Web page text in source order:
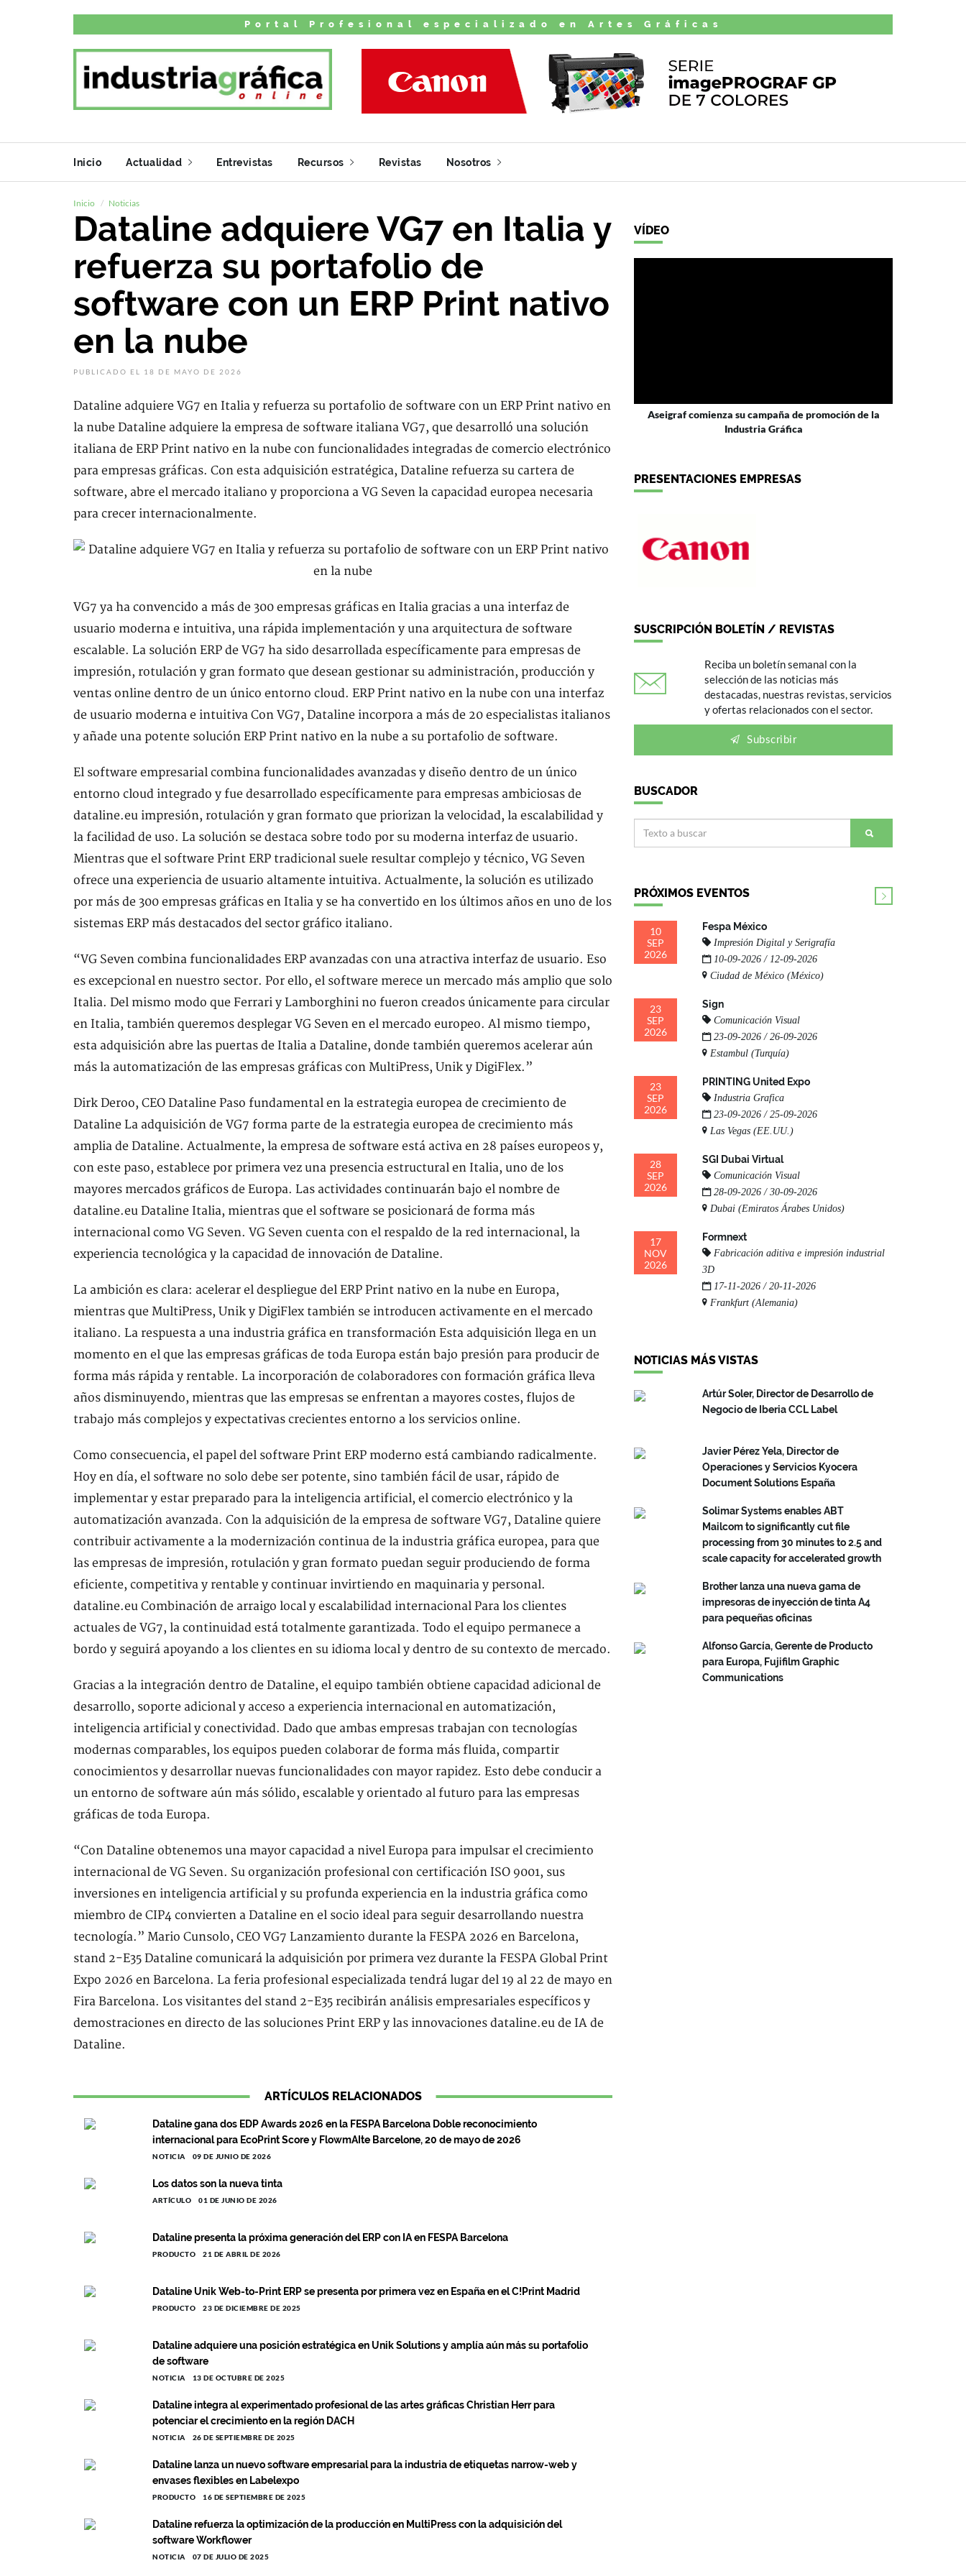
Portal Profesional especializado en Artes Gráficas
Inicio Actualidad Entrevistas Recursos Revistas Nosotros
Inicio Noticias
Dataline adquiere VG7 en Italia y
refuerza su portafolio de
software con un ERP Print nativo
en la nube
PUBLICADO EL 18 DE MAYO DE 2026
Dataline adquiere VG7 en Italia y refuerza su portafolio de software con un ERP Print nativo en
la nube Dataline adquiere la empresa de software italiana VG7, que desarrolló una solución
italiana de ERP Print nativo en la nube con funcionalidades integradas de comercio electrónico
para empresas gráficas. Con esta adquisición estratégica, Dataline refuerza su cartera de
software, abre el mercado italiano y proporciona a VG Seven la capacidad europea necesaria
para crecer internacionalmente.
VG7 ya ha convencido a más de 300 empresas gráficas en Italia gracias a una interfaz de
usuario moderna e intuitiva, una rápida implementación y una arquitectura de software
escalable. La solución ERP de VG7 ha sido desarrollada específicamente para empresas de
impresión, rotulación y gran formato que desean gestionar su administración, producción y
ventas online dentro de un único entorno cloud. ERP Print nativo en la nube con una interfaz
de usuario moderna e intuitiva Con VG7, Dataline incorpora a más de 20 especialistas italianos
y añade una potente solución ERP Print nativo en la nube a su portafolio de software.
El software empresarial combina funcionalidades avanzadas y diseño dentro de un único
entorno cloud integrado y fue desarrollado específicamente para empresas ambiciosas de
dataline.eu impresión, rotulación y gran formato que priorizan la velocidad, la escalabilidad y
la facilidad de uso. La solución se destaca sobre todo por su moderna interfaz de usuario.
Mientras que el software Print ERP tradicional suele resultar complejo y técnico, VG Seven
ofrece una experiencia de usuario altamente intuitiva. Actualmente, la solución es utilizado
por más de 300 empresas gráficas en Italia y se ha convertido en los últimos años en uno de los
sistemas ERP más destacados del sector gráfico italiano.
“VG Seven combina funcionalidades ERP avanzadas con una atractiva interfaz de usuario. Eso
es excepcional en nuestro sector. Por ello, el software merece un mercado más amplio que solo
Italia. Del mismo modo que Ferrari y Lamborghini no fueron creados únicamente para circular
en Italia, también queremos desplegar VG Seven en el mercado europeo. Al mismo tiempo,
esta adquisición abre las puertas de Italia a Dataline, donde también queremos acelerar aún
más la automatización de las empresas gráficas con MultiPress, Unik y DigiFlex.”
Dirk Deroo, CEO Dataline Paso fundamental en la estrategia europea de crecimiento de
Dataline La adquisición de VG7 forma parte de la estrategia europea de crecimiento más
amplia de Dataline. Actualmente, la empresa de software está activa en 28 países europeos y,
con este paso, establece por primera vez una presencia estructural en Italia, uno de los
mayores mercados gráficos de Europa. Las actividades continuarán bajo el nombre de
dataline.eu Dataline Italia, mientras que el software se posicionará de forma más
internacional como VG Seven. VG Seven cuenta con el respaldo de la red internacional, la
experiencia tecnológica y la capacidad de innovación de Dataline.
La ambición es clara: acelerar el despliegue del ERP Print nativo en la nube en Europa,
mientras que MultiPress, Unik y DigiFlex también se introducen activamente en el mercado
italiano. La respuesta a una industria gráfica en transformación Esta adquisición llega en un
momento en el que las empresas gráficas de toda Europa están bajo presión para producir de
forma más rápida y rentable. La incorporación de colaboradores con formación gráfica lleva
años disminuyendo, mientras que las empresas se enfrentan a mayores costes, flujos de
trabajo más complejos y expectativas crecientes entorno a los servicios online.
Como consecuencia, el papel del software Print ERP moderno está cambiando radicalmente.
Hoy en día, el software no solo debe ser potente, sino también fácil de usar, rápido de
implementar y estar preparado para la inteligencia artificial, el comercio electrónico y la
automatización avanzada. Con la adquisición de la empresa de software VG7, Dataline quiere
contribuir activamente a la modernización continua de la industria gráfica europea, para que
las empresas de impresión, rotulación y gran formato puedan seguir produciendo de forma
eficiente, competitiva y rentable y continuar invirtiendo en maquinaria y personal.
dataline.eu Combinación de arraigo local y escalabilidad internacional Para los clientes
actuales de VG7, la continuidad está totalmente garantizada. Todo el equipo permanece a
bordo y seguirá apoyando a los clientes en su idioma local y dentro de su contexto de mercado.
Gracias a la integración dentro de Dataline, el equipo también obtiene capacidad adicional de
desarrollo, soporte adicional y acceso a experiencia internacional en automatización,
inteligencia artificial y conectividad. Dado que ambas empresas trabajan con tecnologías
modernas comparables, los equipos pueden colaborar de forma más fluida, compartir
conocimientos y desarrollar nuevas funcionalidades con mayor rapidez. Esto debe conducir a
un entorno de software aún más sólido, escalable y orientado al futuro para las empresas
gráficas de toda Europa.
“Con Dataline obtenemos una mayor capacidad a nivel Europa para impulsar el crecimiento
internacional de VG Seven. Su organización profesional con certificación ISO 9001, sus
inversiones en inteligencia artificial y su profunda experiencia en la industria gráfica como
miembro de CIP4 convierten a Dataline en el socio ideal para seguir desarrollando nuestra
tecnología.” Mario Cunsolo, CEO VG7 Lanzamiento durante la FESPA 2026 en Barcelona,
stand 2-E35 Dataline comunicará la adquisición por primera vez durante la FESPA Global Print
Expo 2026 en Barcelona. La feria profesional especializada tendrá lugar del 19 al 22 de mayo en
Fira Barcelona. Los visitantes del stand 2-E35 recibirán análisis empresariales específicos y
demostraciones en directo de las soluciones Print ERP y las innovaciones dataline.eu de IA de
Dataline.
ARTÍCULOS RELACIONADOS
Dataline gana dos EDP Awards 2026 en la FESPA Barcelona Doble reconocimiento
internacional para EcoPrint Score y FlowmAIte Barcelone, 20 de mayo de 2026
NOTICIA 09 DE JUNIO DE 2026
Los datos son la nueva tinta
ARTÍCULO 01 DE JUNIO DE 2026
Dataline presenta la próxima generación del ERP con IA en FESPA Barcelona
PRODUCTO 21 DE ABRIL DE 2026
Dataline Unik Web-to-Print ERP se presenta por primera vez en España en el C!Print Madrid
PRODUCTO 23 DE DICIEMBRE DE 2025
Dataline adquiere una posición estratégica en Unik Solutions y amplía aún más su portafolio
de software
NOTICIA 13 DE OCTUBRE DE 2025
Dataline integra al experimentado profesional de las artes gráficas Christian Herr para
potenciar el crecimiento en la región DACH
NOTICIA 26 DE SEPTIEMBRE DE 2025
Dataline lanza un nuevo software empresarial para la industria de etiquetas narrow-web y
envases flexibles en Labelexpo
PRODUCTO 16 DE SEPTIEMBRE DE 2025
Dataline refuerza la optimización de la producción en MultiPress con la adquisición del
software Workflower
NOTICIA 07 DE JULIO DE 2025
VÍDEO
Aseigraf comienza su campaña de promoción de la
Industria Gráfica
PRESENTACIONES EMPRESAS
SUSCRIPCIÓN BOLETÍN / REVISTAS
Reciba un boletín semanal con la
selección de las noticias más
destacadas, nuestras revistas, servicios
y ofertas relacionados con el sector.
Subscribir
BUSCADOR
PRÓXIMOS EVENTOS
10
SEP
2026
Fespa México
Impresión Digital y Serigrafía
10-09-2026 / 12-09-2026
Ciudad de México (México)
23
SEP
2026
Sign
Comunicación Visual
23-09-2026 / 26-09-2026
Estambul (Turquía)
23
SEP
2026
PRINTING United Expo
Industria Grafica
23-09-2026 / 25-09-2026
Las Vegas (EE.UU.)
28
SEP
2026
SGI Dubai Virtual
Comunicación Visual
28-09-2026 / 30-09-2026
Dubai (Emiratos Árabes Unidos)
17
NOV
2026
Formnext
Fabricación aditiva e impresión industrial
3D
17-11-2026 / 20-11-2026
Frankfurt (Alemania)
NOTICIAS MÁS VISTAS
Artúr Soler, Director de Desarrollo de
Negocio de Iberia CCL Label
Javier Pérez Yela, Director de
Operaciones y Servicios Kyocera
Document Solutions España
Solimar Systems enables ABT
Mailcom to significantly cut file
processing from 30 minutes to 2.5 and
scale capacity for accelerated growth
Brother lanza una nueva gama de
impresoras de inyección de tinta A4
para pequeñas oficinas
Alfonso García, Gerente de Producto
para Europa, Fujifilm Graphic
Communications